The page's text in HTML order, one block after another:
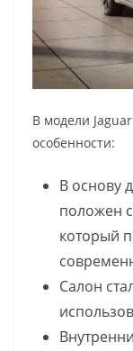
В модели
особенности:
В основу
положен
который
Салон